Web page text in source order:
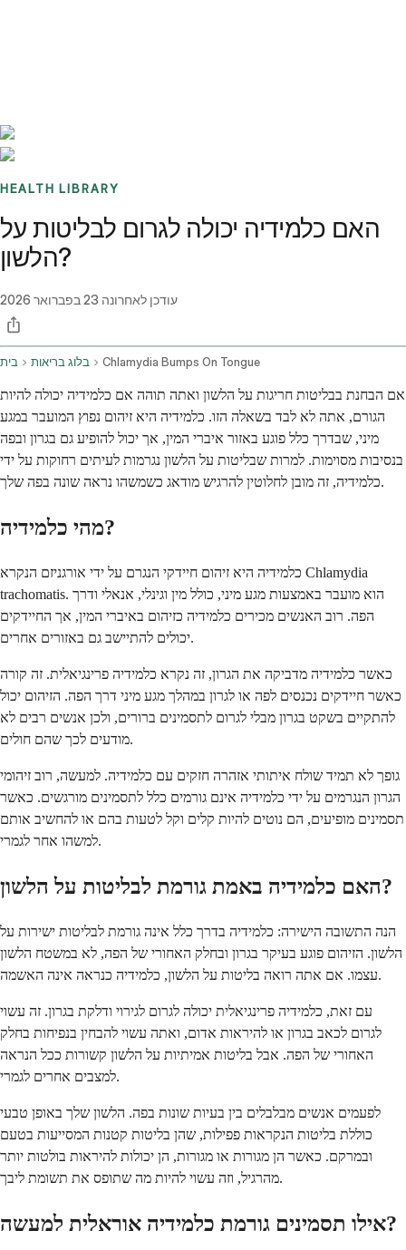
HEALTH LIBRARY
האם כלמידיה יכולה לגרום לבליטות על
הלשון?
עודכן לאחרונה 23 בפברואר 2026
בית בלוג בריאות Chlamydia Bumps On Tongue
אם הבחנת בבליטות חריגות על הלשון ואתה תוהה אם כלמידיה יכולה להיות
הגורם, אתה לא לבד בשאלה הזו. כלמידיה היא זיהום נפוץ המועבר במגע
מיני, שבדרך כלל פוגע באזור איברי המין, אך יכול להופיע גם בגרון ובפה
בנסיבות מסוימות. למרות שבליטות על הלשון נגרמות לעיתים רחוקות על ידי
כלמידיה, זה מובן לחלוטין להרגיש מודאג כשמשהו נראה שונה בפה שלך.
מהי כלמידיה?
כלמידיה היא זיהום חיידקי הנגרם על ידי אורגניזם הנקרא Chlamydia
trachomatis. הוא מועבר באמצעות מגע מיני, כולל מין וגינלי, אנאלי ודרך
הפה. רוב האנשים מכירים כלמידיה כזיהום באיברי המין, אך החיידקים
יכולים להתיישב גם באזורים אחרים.
כאשר כלמידיה מדביקה את הגרון, זה נקרא כלמידיה פרינגיאלית. זה קורה
כאשר חיידקים נכנסים לפה או לגרון במהלך מגע מיני דרך הפה. הזיהום יכול
להתקיים בשקט בגרון מבלי לגרום לתסמינים ברורים, ולכן אנשים רבים לא
מודעים לכך שהם חולים.
גופך לא תמיד שולח איתותי אזהרה חזקים עם כלמידיה. למעשה, רוב זיהומי
הגרון הנגרמים על ידי כלמידיה אינם גורמים כלל לתסמינים מורגשים. כאשר
תסמינים מופיעים, הם נוטים להיות קלים וקל לטעות בהם או להחשיב אותם
למשהו אחר לגמרי.
האם כלמידיה באמת גורמת לבליטות על הלשון?
הנה התשובה הישירה: כלמידיה בדרך כלל אינה גורמת לבליטות ישירות על
הלשון. הזיהום פוגע בעיקר בגרון ובחלק האחורי של הפה, לא במשטח הלשון
עצמו. אם אתה רואה בליטות על הלשון, כלמידיה כנראה אינה האשמה.
עם זאת, כלמידיה פרינגיאלית יכולה לגרום לגירוי ודלקת בגרון. זה עשוי
לגרום לכאב בגרון או להיראות אדום, ואתה עשוי להבחין בנפיחות בחלק
האחורי של הפה. אבל בליטות אמיתיות על הלשון קשורות ככל הנראה
למצבים אחרים לגמרי.
לפעמים אנשים מבלבלים בין בעיות שונות בפה. הלשון שלך באופן טבעי
כוללת בליטות הנקראות פפילות, שהן בליטות קטנות המסייעות בטעם
ובמרקם. כאשר הן מגורות או מגורות, הן יכולות להיראות בולטות יותר
מהרגיל, וזה עשוי להיות מה שתופס את תשומת ליבך.
אילו תסמינים גורמת כלמידיה אוראלית למעשה?